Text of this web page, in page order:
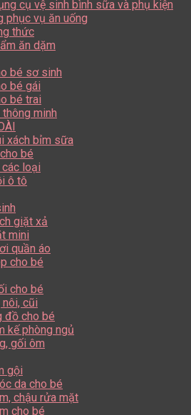
cụ vệ sinh bình sữa và phụ kiện
phục vụ ăn uống
thức
ăn dặm
bé sơ sinh
bé gái
bé trai
minh
xách bỉm sữa
bé
loại
ô tô
giặt xả
mini
quần áo
cho bé
cho bé
cũi
đồ cho bé
kế phòng ngủ
gối ôm
gội
da cho bé
chậu rửa mặt
cho bé